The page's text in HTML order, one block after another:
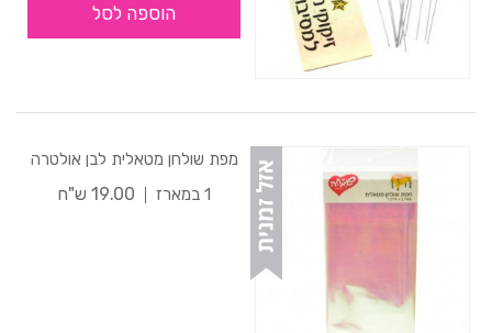
הוספה לסל
מפת שולחן מטאלית לבן אולטרה
1 במארז
19.00 ש"ח